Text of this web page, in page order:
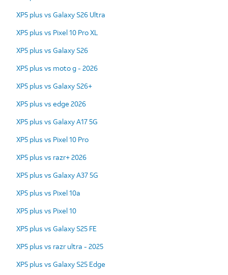
XP5 plus vs Galaxy S26 Ultra
XP5 plus vs Pixel 10 Pro XL
XP5 plus vs Galaxy S26
XP5 plus vs moto g - 2026
XP5 plus vs Galaxy S26+
XP5 plus vs edge 2026
XP5 plus vs Galaxy A17 5G
XP5 plus vs Pixel 10 Pro
XP5 plus vs razr+ 2026
XP5 plus vs Galaxy A37 5G
XP5 plus vs Pixel 10a
XP5 plus vs Pixel 10
XP5 plus vs Galaxy S25 FE
XP5 plus vs razr ultra - 2025
XP5 plus vs Galaxy S25 Edge